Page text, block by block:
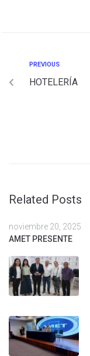
PREVIOUS
HOTELERÍA
Related Posts
noviembre 20, 2025
AMET PRESENTE